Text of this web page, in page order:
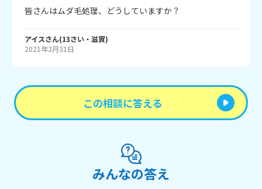
皆さんはムダ毛処理、どうしていますか？
アイスさん(13さい・ 滋賀)
2021年3月31日
この相談に答える
みんなの答え